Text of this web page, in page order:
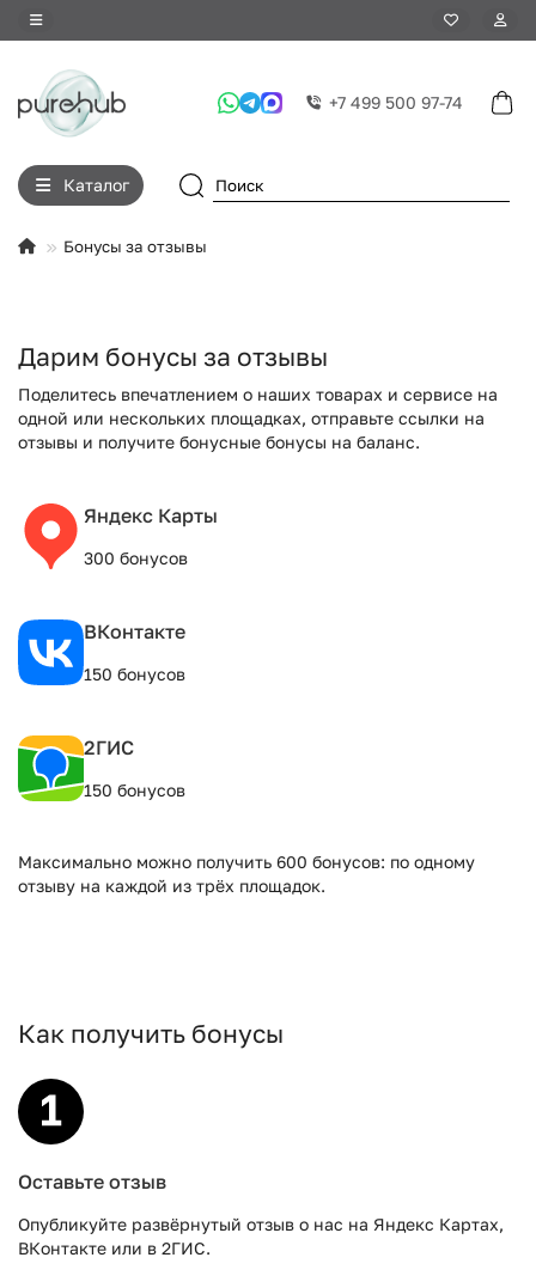
+7 499 500 97-74
Каталог
Бонусы за отзывы
Дарим бонусы за отзывы
Поделитесь впечатлением о наших товарах и сервисе на
одной или нескольких площадках, отправьте ссылки на
отзывы и получите бонусные бонусы на баланс.
Яндекс Карты
300 бонусов
ВКонтакте
150 бонусов
2ГИС
150 бонусов
Максимально можно получить 600 бонусов: по одному
отзыву на каждой из трёх площадок.
Как получить бонусы
Оставьте отзыв
Опубликуйте развёрнутый отзыв о нас на Яндекс Картах,
ВКонтакте или в 2ГИС.